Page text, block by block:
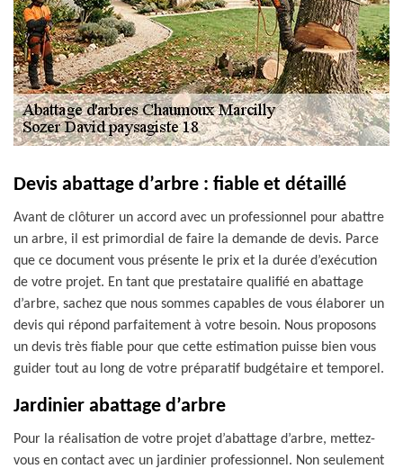
Devis abattage d’arbre : fiable et détaillé
Avant de clôturer un accord avec un professionnel pour abattre
un arbre, il est primordial de faire la demande de devis. Parce
que ce document vous présente le prix et la durée d’exécution
de votre projet. En tant que prestataire qualifié en abattage
d’arbre, sachez que nous sommes capables de vous élaborer un
devis qui répond parfaitement à votre besoin. Nous proposons
un devis très fiable pour que cette estimation puisse bien vous
guider tout au long de votre préparatif budgétaire et temporel.
Jardinier abattage d’arbre
Pour la réalisation de votre projet d’abattage d’arbre, mettez-
vous en contact avec un jardinier professionnel. Non seulement